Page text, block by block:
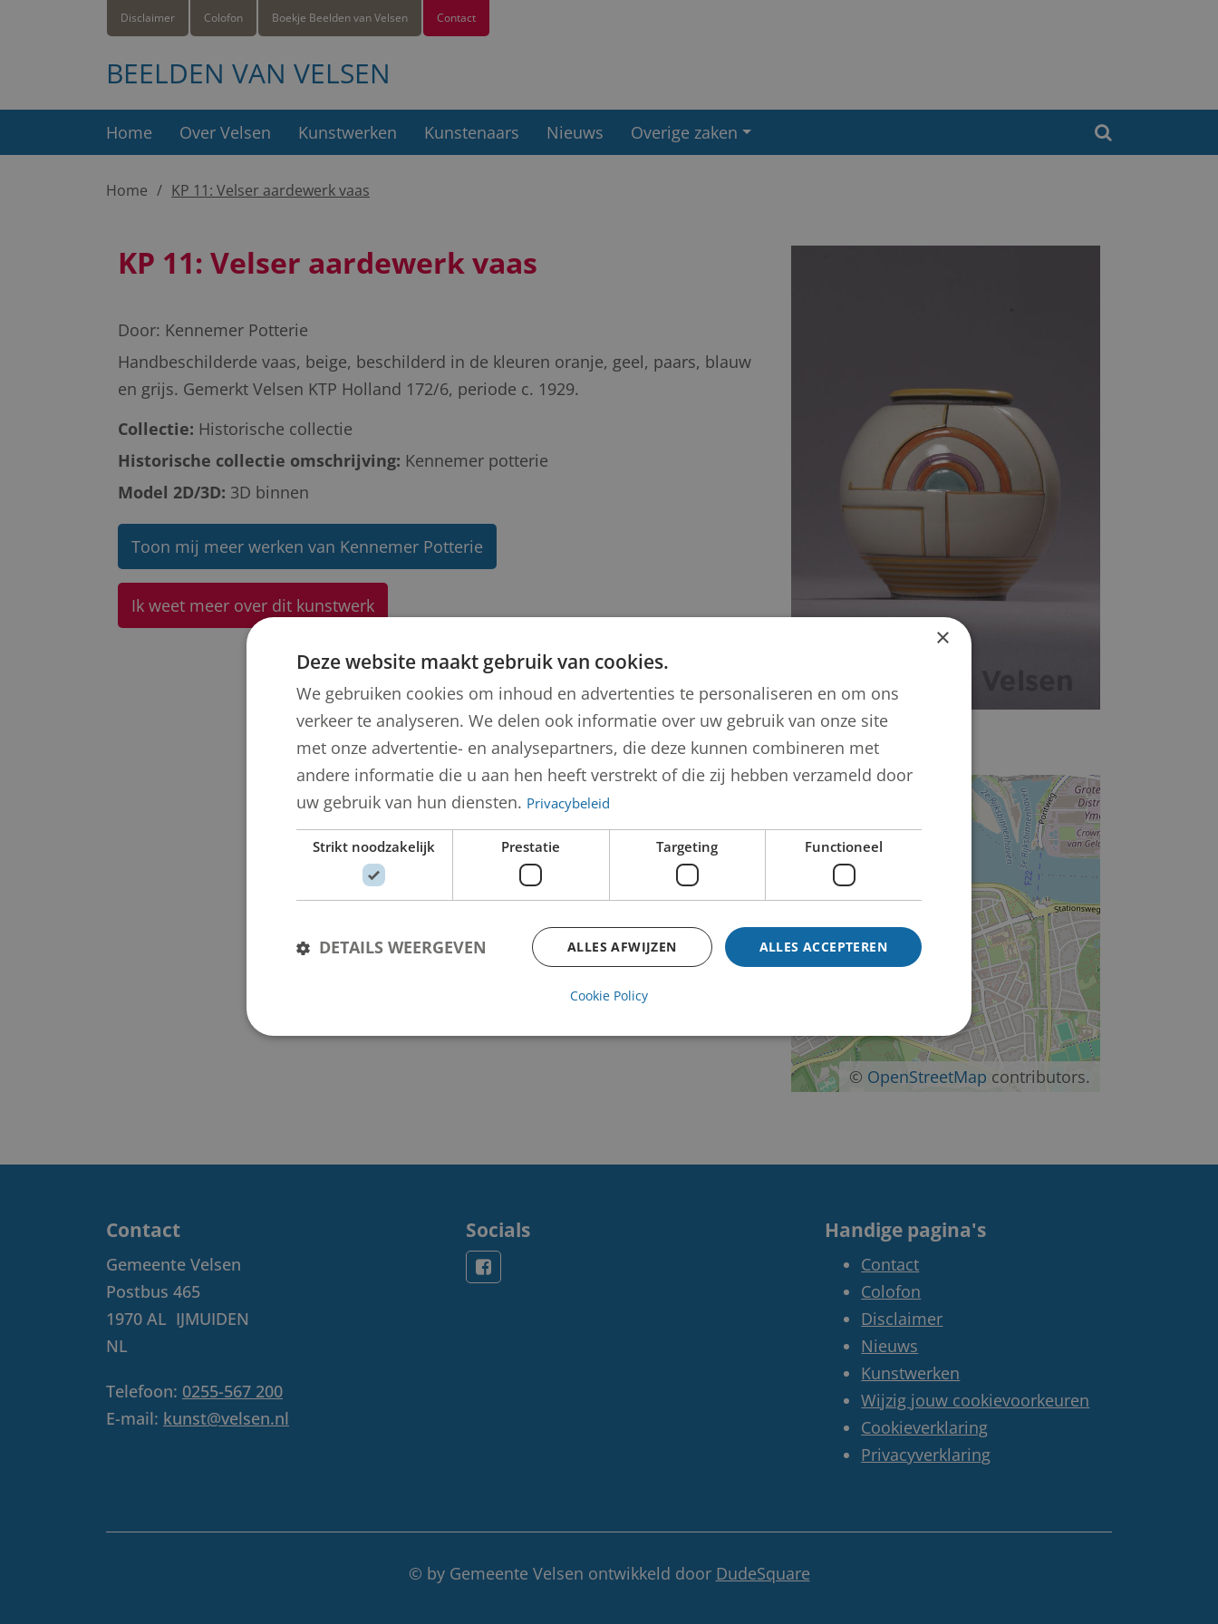
Contact
Boekje Beelden van Velsen
Colofon
Disclaimer
BEELDEN VAN VELSEN
Home Over Velsen Kunstwerken Kunstenaars Nieuws Overige zaken
Home KP 11: Velser aardewerk vaas
KP 11: Velser aardewerk vaas
Door: Kennemer Potterie
Handbeschilderde vaas, beige, beschilderd in de kleuren oranje, geel, paars, blauw
en grijs. Gemerkt Velsen KTP Holland 172/6, periode c. 1929.
Collectie: Historische collectie
Historische collectie omschrijving: Kennemer potterie
Model 2D/3D: 3D binnen
Toon mij meer werken van Kennemer Potterie
Ik weet meer over dit kunstwerk
−
© OpenStreetMap contributors.
Contact
Gemeente Velsen
Postbus 465
1970 AL IJMUIDEN
NL
Telefoon: 0255-567 200
E-mail: kunst@velsen.nl
Socials Handige pagina's
Contact
Colofon
Disclaimer
Nieuws
Kunstwerken
Wijzig jouw cookievoorkeuren
Cookieverklaring
Privacyverklaring
© by Gemeente Velsen ontwikkeld door DudeSquare
×
Deze website maakt gebruik van cookies.
We gebruiken cookies om inhoud en advertenties te personaliseren en om ons
verkeer te analyseren. We delen ook informatie over uw gebruik van onze site
met onze advertentie- en analysepartners, die deze kunnen combineren met
andere informatie die u aan hen heeft verstrekt of die zij hebben verzameld door
uw gebruik van hun diensten. Privacybeleid
Strikt noodzakelijk Prestatie Targeting Functioneel
ALLES ACCEPTEREN
ALLES AFWIJZEN
DETAILS WEERGEVEN
Cookie Policy